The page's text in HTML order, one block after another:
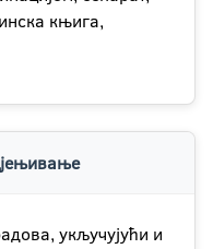
књига,
укључујући и